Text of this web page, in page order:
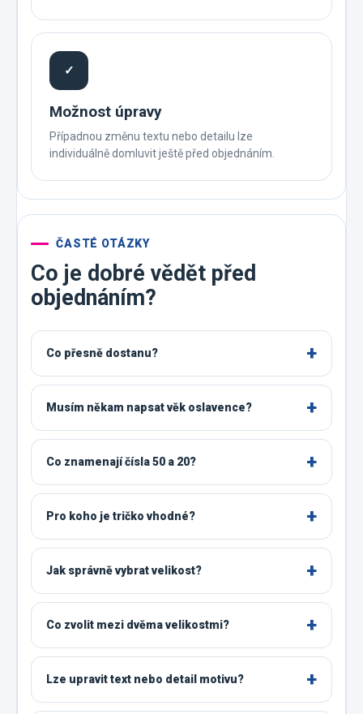
✓
Možnost úpravy
Případnou změnu textu nebo detailu lze
individuálně domluvit ještě před objednáním.
ČASTÉ OTÁZKY
Co je dobré vědět před
objednáním?
Co přesně dostanu?
Musím někam napsat věk oslavence?
Co znamenají čísla 50 a 20?
Pro koho je tričko vhodné?
Jak správně vybrat velikost?
Co zvolit mezi dvěma velikostmi?
Lze upravit text nebo detail motivu?